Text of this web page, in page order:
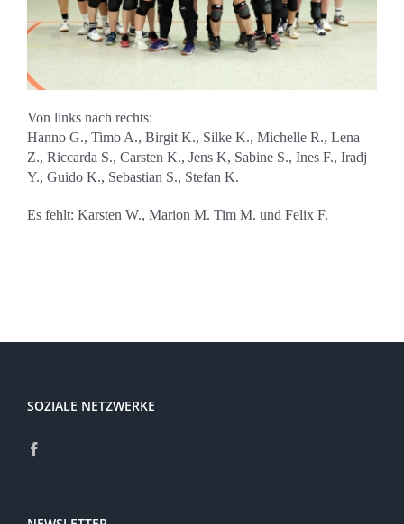
Von links nach rechts:
Hanno G., Timo A., Birgit K., Silke K., Michelle R., Lena
Z., Riccarda S., Carsten K., Jens K, Sabine S., Ines F., Iradj
Y., Guido K., Sebastian S., Stefan K.
Es fehlt: Karsten W., Marion M. Tim M. und Felix F.
SOZIALE NETZWERKE